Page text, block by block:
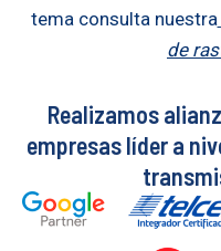
tema consulta nuestra
de
Realizamos
empresas líder a